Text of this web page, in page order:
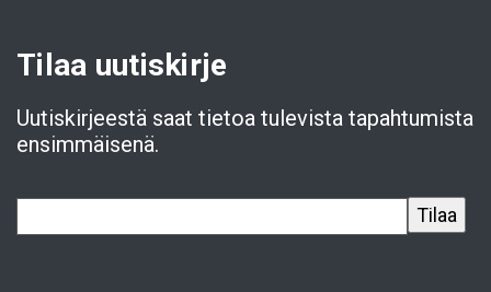
Tilaa uutiskirje
Uutiskirjeestä saat tietoa tulevista tapahtumista
ensimmäisenä.